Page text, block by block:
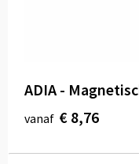
ADIA -
vanaf € 8,76